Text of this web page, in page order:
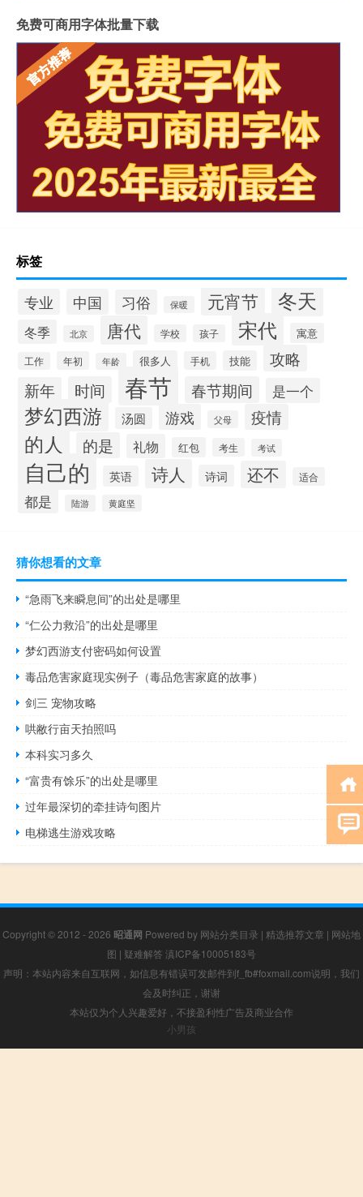
免费可商用字体批量下载
标签
专业 中国 习俗 保暖 元宵节 冬天
冬季 北京 唐代 学校 孩子 宋代 寓意
工作 年初 年龄 很多人 手机 技能 攻略
新年 时间 春节 春节期间 是一个
梦幻西游 汤圆 游戏 父母 疫情
的人 的是 礼物 红包 考生 考试
自己的 英语 诗人 诗词 还不 适合
都是 陆游 黄庭坚
猜你想看的文章
“急雨飞来瞬息间”的出处是哪里
“仁公力救沿”的出处是哪里
梦幻西游支付密码如何设置
毒品危害家庭现实例子（毒品危害家庭的故事）
剑三 宠物攻略
哄敝行亩天拍照吗
本科实习多久
“富贵有馀乐”的出处是哪里
过年最深切的牵挂诗句图片
电梯逃生游戏攻略
Copyright © 2012 - 2026 昭通网 Powered by 网站分类目录 | 精选推荐文章 | 网站地
图 | 疑难解答 滇ICP备10005183号
声明：本站内容来自互联网，如信息有错误可发邮件到f_fb#foxmail.com说明，我们
会及时纠正，谢谢
本站仅为个人兴趣爱好，不接盈利性广告及商业合作
小男孩